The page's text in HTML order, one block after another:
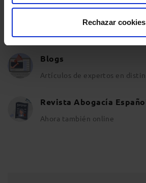
Rechazar cookies
Blogs
Artículos de expertos en
Revista Abogacía
Ahora también online